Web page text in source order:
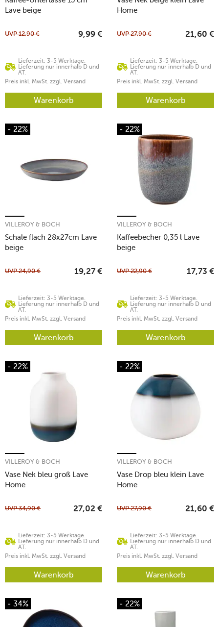
Lave beige
Lieferzeit: 3-5 Werktage.
Lieferung nur innerhalb D und
AT.
UVP12,90 € 9,99 €
Preis inkl. MwSt. zzgl. Versand
Warenkorb
Home
Lieferzeit: 3-5 Werktage.
Lieferung nur innerhalb D und
AT.
UVP27,90 € 21,60 €
Preis inkl. MwSt. zzgl. Versand
Warenkorb
- 22%
Schale flach 28x27cm Lave
beige
VILLEROY & BOCH
Lieferzeit: 3-5 Werktage.
Lieferung nur innerhalb D und
AT.
UVP24,90 € 19,27 €
Preis inkl. MwSt. zzgl. Versand
Warenkorb
- 22%
Kaffeebecher 0,35 l Lave
beige
VILLEROY & BOCH
Lieferzeit: 3-5 Werktage.
Lieferung nur innerhalb D und
AT.
UVP22,90 € 17,73 €
Preis inkl. MwSt. zzgl. Versand
Warenkorb
- 22%
Vase Nek bleu groß Lave
Home
VILLEROY & BOCH
Lieferzeit: 3-5 Werktage.
Lieferung nur innerhalb D und
AT.
UVP34,90 € 27,02 €
Preis inkl. MwSt. zzgl. Versand
Warenkorb
- 22%
Vase Drop bleu klein Lave
Home
VILLEROY & BOCH
Lieferzeit: 3-5 Werktage.
Lieferung nur innerhalb D und
AT.
UVP27,90 € 21,60 €
Preis inkl. MwSt. zzgl. Versand
Warenkorb
- 34% - 22%